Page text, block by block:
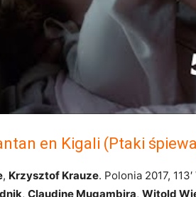
en Kigali (Ptaki
, Krzysztof Krauze. Polonia 2017,
, Claudine Mugambira, Witold